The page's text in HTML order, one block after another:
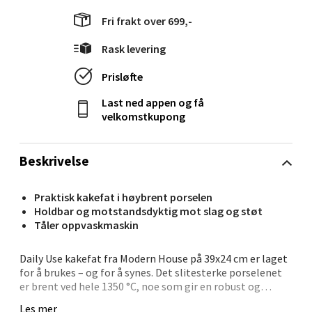
Beskrivelse
Praktisk kakefat i høybrent porselen
Holdbar og motstandsdyktig mot slag og støt
Tåler oppvaskmaskin
Daily Use kakefat fra Modern House på 39x24 cm er laget
for å brukes – og for å synes. Det slitesterke porselenet
er brent ved hele 1350 °C, noe som gir en robust og
Les mer
Fri frakt over 699,-
Rask levering
Prisløfte
Last ned appen og få
velkomstkupong
Langelandsvegen 25, 6010 Ålesund
Åpent i dag 10-20
9 i butikk
Molde - Moldetorget
Torget 1, 6413 Molde
Åpent i dag 10-20
6 i butikk
Velg